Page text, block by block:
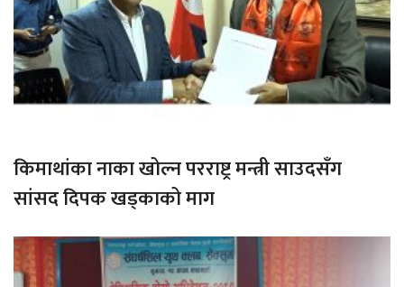
किमाथांका नाका खोल्न परराष्ट्र मन्त्री साउदसँग
सांसद दिपक खड्काको माग